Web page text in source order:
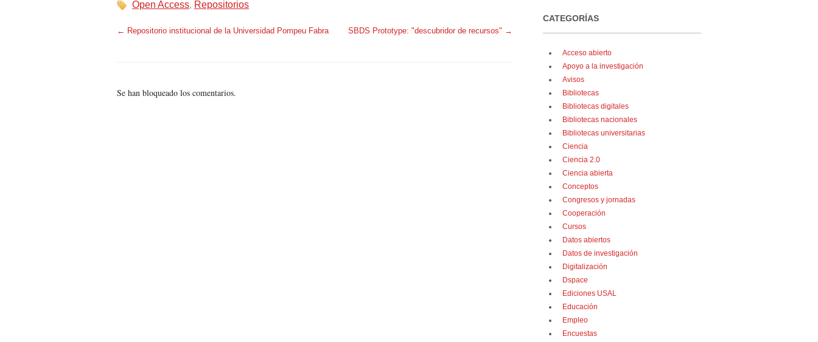
Open Access, Repositorios
← Repositorio institucional de la Universidad Pompeu Fabra SBDS Prototype: "descubridor de recursos" →
Se han bloqueado los comentarios.
CATEGORÍAS
Acceso abierto
Apoyo a la investigación
Avisos
Bibliotecas
Bibliotecas digitales
Bibliotecas nacionales
Bibliotecas universitarias
Ciencia
Ciencia 2.0
Ciencia abierta
Conceptos
Congresos y jornadas
Cooperación
Cursos
Datos abiertos
Datos de investigación
Digitalización
Dspace
Ediciones USAL
Educación
Empleo
Encuestas